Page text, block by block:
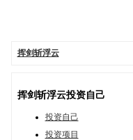
挥剑斩浮云
挥剑斩浮云投资自己
投资自己
投资项目